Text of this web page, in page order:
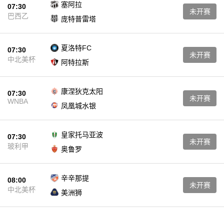
07:30
巴西乙
塞阿拉
庞特普雷塔
未开赛
07:30
中北美杯
夏洛特FC
阿特拉斯
未开赛
07:30
WNBA
康涅狄克太阳
凤凰城水银
未开赛
07:30
玻利甲
皇家托马亚波
奥鲁罗
未开赛
08:00
中北美杯
辛辛那提
美洲狮
未开赛